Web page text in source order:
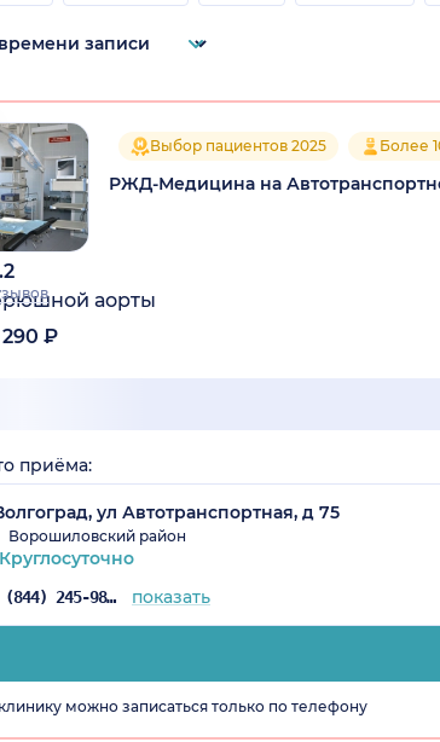
Выбор пациентов 2025 Более
РЖД-Медицина на
аорты
290 ₽
приёма:
ул Автотранспортная, д 75
Ворошиловский район
Круглосуточно
+7 (844) 245-98-54 показать
можно записаться только по телефону